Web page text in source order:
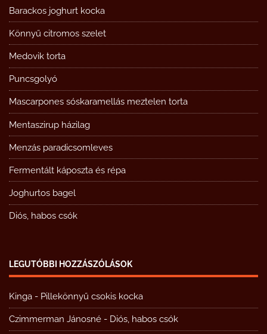
Barackos joghurt kocka
Könnyű citromos szelet
Medovik torta
Puncsgolyó
Mascarpones sóskaramellás meztelen torta
Mentaszirup házilag
Menzás paradicsomleves
Fermentált káposzta és répa
Joghurtos bagel
Diós, habos csók
LEGUTÓBBI HOZZÁSZÓLÁSOK
Kinga - Pillekönnyű csokis kocka
Czimmerman Jánosné - Diós, habos csók